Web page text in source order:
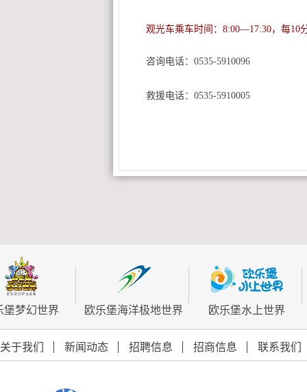
观光车乘车时间：8:00—17:30，每10
咨询电话：0535-5910096
救援电话：0535-5910005
堡梦幻世界 欧乐堡海洋极地世界 欧乐堡水上世界
关于我们 新闻动态 招聘信息 招商信息 联系我们